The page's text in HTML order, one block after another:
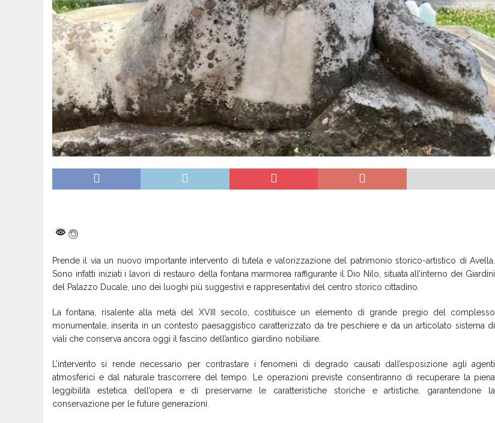
Prende il via un nuovo importante intervento di tutela e valorizzazione del patrimonio storico-artistico di Avella.
Sono infatti iniziati i lavori di restauro della fontana marmorea raffigurante il Dio Nilo, situata all’interno dei Giardini
del Palazzo Ducale, uno dei luoghi più suggestivi e rappresentativi del centro storico cittadino.
La fontana, risalente alla metà del XVIII secolo, costituisce un elemento di grande pregio del complesso
monumentale, inserita in un contesto paesaggistico caratterizzato da tre peschiere e da un articolato sistema di
viali che conserva ancora oggi il fascino dell’antico giardino nobiliare.
L’intervento si rende necessario per contrastare i fenomeni di degrado causati dall’esposizione agli agenti
atmosferici e dal naturale trascorrere del tempo. Le operazioni previste consentiranno di recuperare la piena
leggibilità estetica dell’opera e di preservarne le caratteristiche storiche e artistiche, garantendone la
conservazione per le future generazioni.